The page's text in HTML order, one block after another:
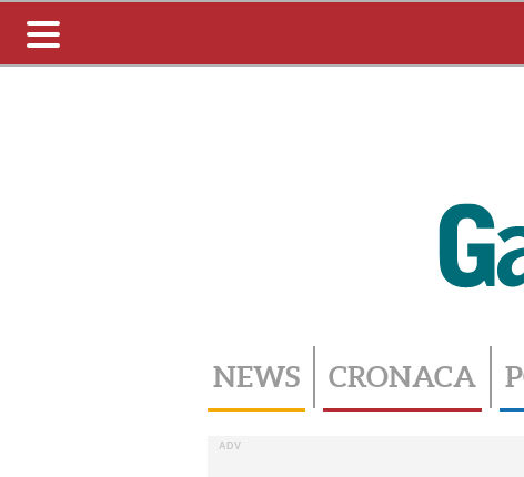
Toggle
navigation
NEWS CRONACA